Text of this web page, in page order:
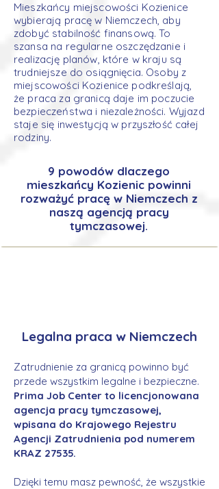
Mieszkańcy miejscowości Kozienice
wybierają pracę w Niemczech, aby
zdobyć stabilność finansową. To
szansa na regularne oszczędzanie i
realizację planów, które w kraju są
trudniejsze do osiągnięcia. Osoby z
miejscowości Kozienice podkreślają,
że praca za granicą daje im poczucie
bezpieczeństwa i niezależności. Wyjazd
staje się inwestycją w przyszłość całej
rodziny.
9 powodów dlaczego
mieszkańcy Kozienic powinni
rozważyć pracę w Niemczech z
naszą agencją pracy
tymczasowej.
Legalna praca w Niemczech
Zatrudnienie za granicą powinno być
przede wszystkim legalne i bezpieczne.
Prima Job Center to licencjonowana
agencja pracy tymczasowej,
wpisana do Krajowego Rejestru
Agencji Zatrudnienia pod numerem
KRAZ 27535.
Dzięki temu masz pewność, że wszystkie